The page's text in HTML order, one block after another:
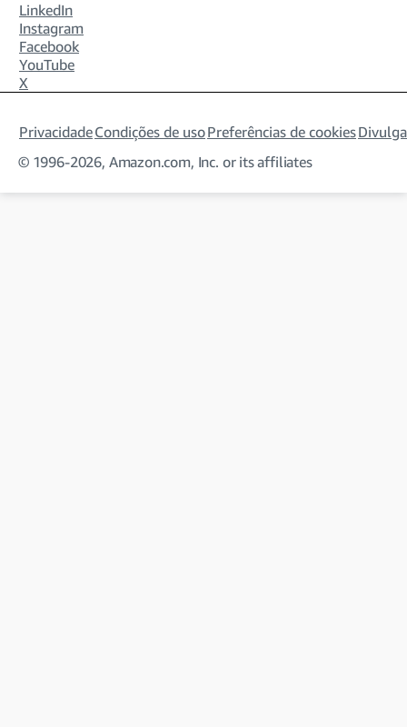
LinkedIn
Instagram
Facebook
YouTube
X
PrivacidadeCondições de usoPreferências de cookies
© 1996-2026, Amazon.com, Inc. or its affiliates